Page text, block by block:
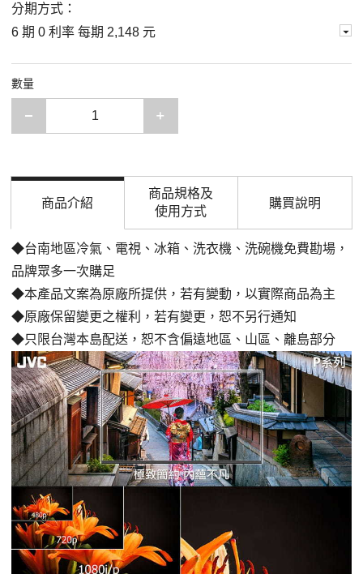
分期方式：
6 期 0 利率 每期 2,148 元
數量
減少一項
商品介紹
商品規格及
使用方式
購買說明
◆台南地區冷氣、電視、冰箱、洗衣機、洗碗機免費勘場，
品牌眾多一次購足
◆本產品文案為原廠所提供，若有變動，以實際商品為主
◆原廠保留變更之權利，若有變更，恕不另行通知
◆只限台灣本島配送，恕不含偏遠地區、山區、離島部分